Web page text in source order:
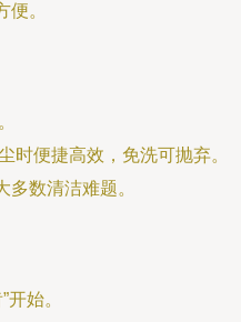
。
时便捷高效，免洗可抛弃。
数清洁难题。
始。